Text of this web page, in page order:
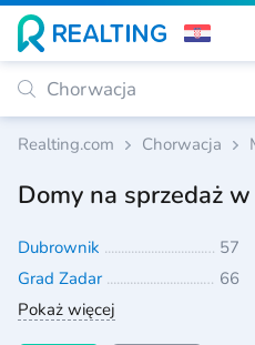
Realting.com Chorwacja
Domy na sprzedaż
Dubrownik 57
Grad Zadar
66
Pokaż więcej